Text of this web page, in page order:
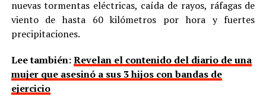
nuevas tormentas eléctricas, caída de rayos, ráfagas de
viento de hasta 60 kilómetros por hora y fuertes
precipitaciones.
Lee también:Revelan el contenido del diario de una
mujer que asesinó a sus 3 hijos con bandas de
ejercicio